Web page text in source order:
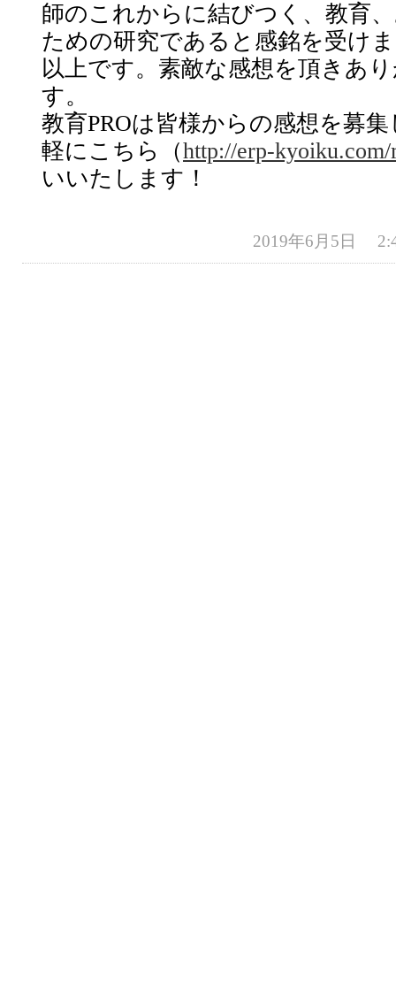
師のこれからに結びつく、教育
ための研究であると感銘を受け
以上です。素敵な感想を頂きあ
す。
教育PROは皆様からの感想を募
軽にこちら（http://erp-
いいたします！
2019年6月5日